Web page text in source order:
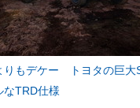
りもデケー トヨタの巨大
なTRD仕様